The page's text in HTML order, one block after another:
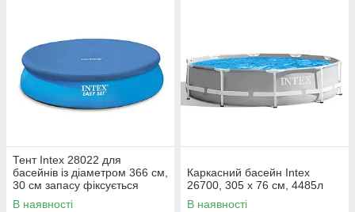
Тент Intex 28022 для
басейнів із діаметром 366 см,
30 см запасу фіксується
шнуром
В наявності
Каркасний басейн Intex
26700, 305 x 76 см, 4485л
В наявності